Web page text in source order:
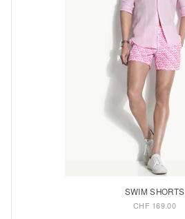
SWIM SHORTS
CHF 169.00